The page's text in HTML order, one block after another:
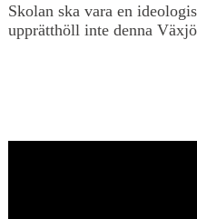
Skolan ska vara en
upprätthöll inte denna